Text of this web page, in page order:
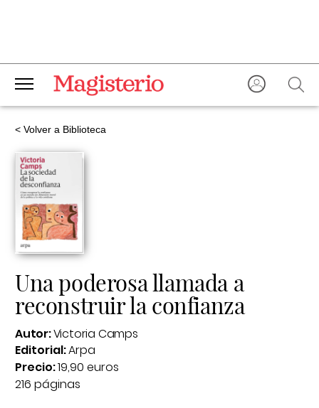
< Volver a Biblioteca
Una poderosa llamada a
reconstruir la confianza
Autor:Victoria Camps
Editorial:Arpa
Precio:19,90 euros
216 páginas